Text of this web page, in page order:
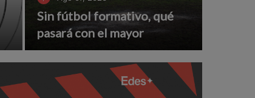
Sin fútbol formativo, qué
pasará con el mayor